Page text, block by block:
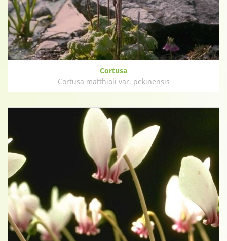
Cortusa
Cortusa matthioli var. pekinensis